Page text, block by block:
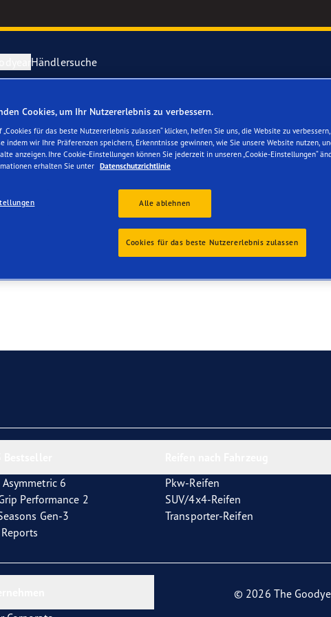
Reifenpflege
Sie einen Platten
erforscht Schnee
Blimp
RACING
UltraGrip
Händlersuche
Asymmetric 6
Performance 2
Gen-3
Pkw-Reifen
SUV/4x4-Reifen
Transporter-Reifen
© 2026 The
Cookies, um Ihr Nutzererlebnis zu verbessern.
„Cookies für das beste Nutzererlebnis zulassen“ klicken, helfen Sie uns, die Website zu verbessern,
indem wir Ihre Präferenzen speichern, Erkenntnisse gewinnen, wie Sie unsere Website nutzen,
anzeigen. Ihre Cookie-Einstellungen können Sie jederzeit in unseren „Cookie-Einstellungen“
erhalten Sie unter Datenschutzrichtlinie
Alle ablehnen
Cookies für das beste Nutzererlebnis zulassen